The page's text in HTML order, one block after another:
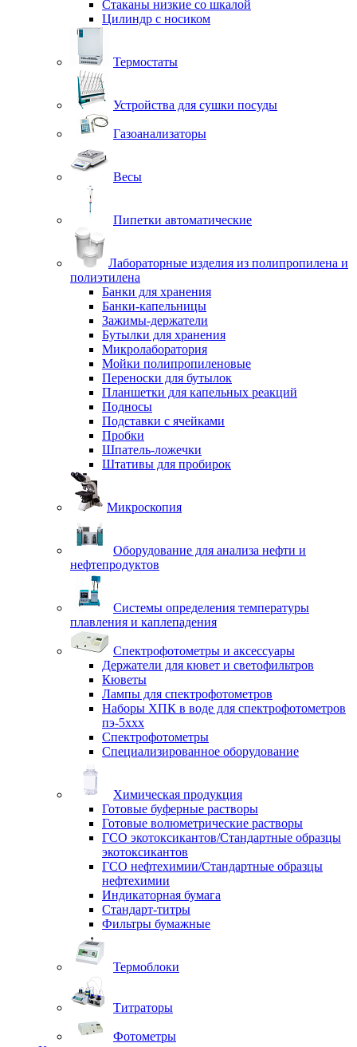
Стаканы низкие со шкалой
Цилиндр с носиком
Термостаты
Устройства для сушки посуды
Газоанализаторы
Весы
Пипетки автоматические
Лабораторные изделия из полипропилена и
полиэтилена
Банки для хранения
Банки-капельницы
Зажимы-держатели
Бутылки для хранения
Микролаборатория
Мойки полипропиленовые
Переноски для бутылок
Планшетки для капельных реакций
Подносы
Подставки с ячейками
Пробки
Шпатель-ложечки
Штативы для пробирок
Микроскопия
Оборудование для анализа нефти и
нефтепродуктов
Системы определения температуры
плавления и каплепадения
Спектрофотометры и аксессуары
Держатели для кювет и светофильтров
Кюветы
Лампы для спектрофотометров
Наборы ХПК в воде для спектрофотометров
пэ-5ххх
Спектрофотометры
Специализированное оборудование
Химическая продукция
Готовые буферные растворы
Готовые волюметрические растворы
ГСО экотоксикантов/Стандартные образцы
экотоксикантов
ГСО нефтехимии/Стандартные образцы
нефтехимии
Индикаторная бумага
Стандарт-титры
Фильтры бумажные
Термоблоки
Титраторы
Фотометры